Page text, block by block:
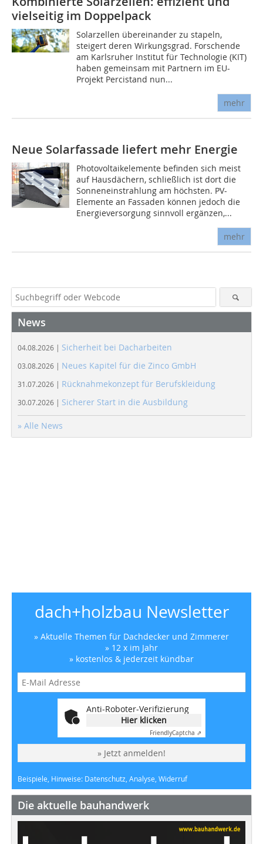
vielseitig im Doppelpack
Solarzellen übereinander zu stapeln,
steigert deren Wirkungsgrad. Forschende
am Karlsruher Institut für Technologie (KIT)
haben gemeinsam mit Partnern im EU-
Projekt Percistand nun...
mehr
Neue Solarfassade liefert mehr Energie
Photovoltaikelemente befinden sich meist
auf Hausdächern, schließlich ist dort die
Sonneneinstrahlung am höchsten. PV-
Elemente an Fassaden können jedoch die
Energieversorgung sinnvoll ergänzen,...
mehr
News
04.08.2026 | Sicherheit bei Dacharbeiten
03.08.2026 | Neues Kapitel für die Zinco GmbH
31.07.2026 | Rücknahmekonzept für Berufskleidung
30.07.2026 | Sicherer Start in die Ausbildung
» Alle News
dach+holzbau Newsletter
» Aktuelle Themen für Dachdecker und Zimmerer
» 12 x im Jahr
» kostenlos & jederzeit kündbar
Anti-Roboter-Verifizierung
Hier klicken
FriendlyCaptcha ⇗
» Jetzt anmelden!
Beispiele, Hinweise: Datenschutz, Analyse, Widerruf
Die aktuelle bauhandwerk